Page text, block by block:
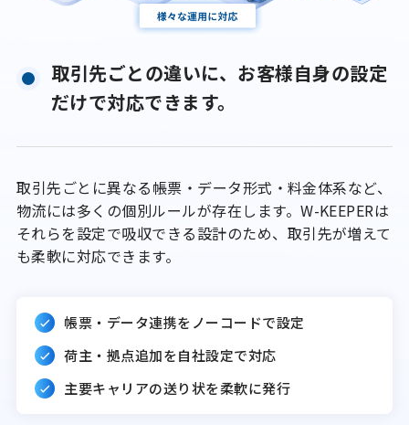
取引先ごとの違いに、お客様自身の設定
だけで対応できます。
取引先ごとに異なる帳票・データ形式・料金体系など、
物流には多くの個別ルールが存在します。W-KEEPERは
それらを設定で吸収できる設計のため、取引先が増えて
も柔軟に対応できます。
帳票・データ連携をノーコードで設定
荷主・拠点追加を自社設定で対応
主要キャリアの送り状を柔軟に発行